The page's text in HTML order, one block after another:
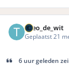
Theo_de_wit
Geplaatst 21
6 uur geleden